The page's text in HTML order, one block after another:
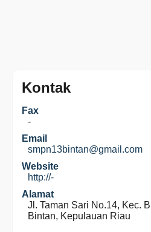
Kontak
Fax
-
Email
smpn13bintan@gmail.com
Website
http://-
Alamat
Jl. Taman Sari No.14, Kec.
Bintan, Kepulauan Riau